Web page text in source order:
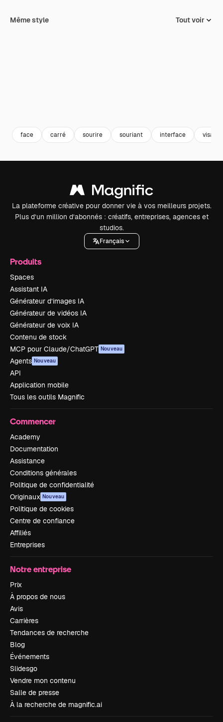
Même style Tout voir
face carré sourire souriant interface visages
La plateforme créative pour donner vie à vos meilleurs projets.
Plus d’un million d’abonnés : créatifs, entreprises, agences et
studios.
Français
Produits
Spaces
Assistant IA
Générateur d’images IA
Générateur de vidéos IA
Générateur de voix IA
Contenu de stock
MCP pour Claude/ChatGPT Nouveau
Agents Nouveau
API
Application mobile
Tous les outils Magnific
Commencer
Academy
Documentation
Assistance
Conditions générales
Politique de confidentialité
Originaux Nouveau
Politique de cookies
Centre de confiance
Affiliés
Entreprises
Notre entreprise
Prix
À propos de nous
Avis
Carrières
Tendances de recherche
Blog
Événements
Slidesgo
Vendre mon contenu
Salle de presse
À la recherche de magnific.ai